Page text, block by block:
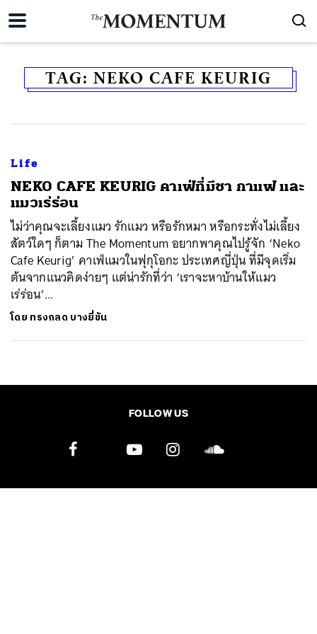
TAG: NEKO CAFE KEURIG
Life
NEKO CAFE KEURIG คาเฟ่ที่มีชา กาแฟ และ
แมวเร่ร่อน
ไม่ว่าคุณจะเลี้ยงแมว รักแมว หรือรักหมา หรือกระทั่งไม่เลี้ยง
สัตว์ใดๆ ก็ตาม The Momentum อยากพาคุณไปรู้จัก ‘Neko
Cafe Keurig’ คาเฟ่แมวในฟุกุโอกะ ประเทศญี่ปุ่น ที่มีจุดเริ่ม
ต้นจากแนวคิดง่ายๆ แต่น่ารักที่ว่า ‘เราจะหาบ้านให้แมว
เร่ร่อน’...
โดย ทรงกลด บางยี่ขัน
FOLLOW US
SHARE TWEET LINE EMAIL